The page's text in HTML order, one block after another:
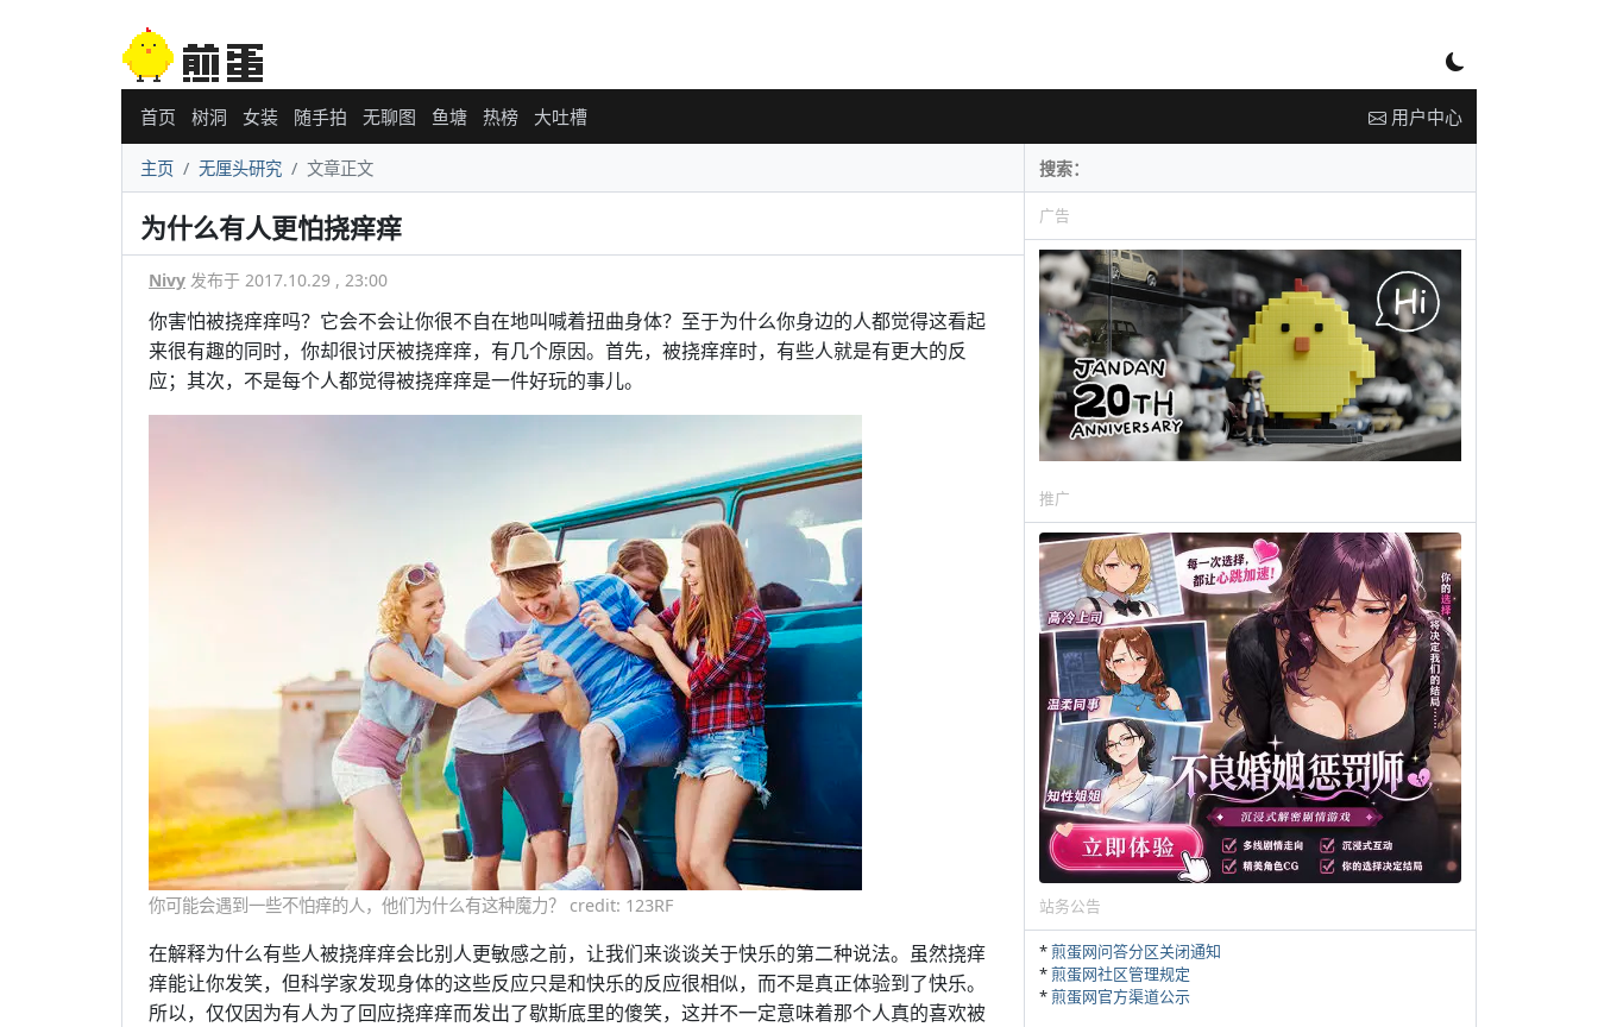
首页 树洞 女装 随手拍 无聊图 鱼塘 热榜 大吐槽 用户中心
主页 无厘头研究 文章正文
为什么有人更怕挠痒痒
Nivy 发布于 2017.10.29 , 23:00
你害怕被挠痒痒吗？它会不会让你很不自在地叫喊着扭曲身体？至于为什么你身边的人都觉得这看起
来很有趣的同时，你却很讨厌被挠痒痒，有几个原因。首先，被挠痒痒时，有些人就是有更大的反
应；其次，不是每个人都觉得被挠痒痒是一件好玩的事儿。
你可能会遇到一些不怕痒的人，他们为什么有这种魔力？ credit: 123RF
在解释为什么有些人被挠痒痒会比别人更敏感之前，让我们来谈谈关于快乐的第二种说法。虽然挠痒
痒能让你发笑，但科学家发现身体的这些反应只是和快乐的反应很相似，而不是真正体验到了快乐。
所以，仅仅因为有人为了回应挠痒痒而发出了歇斯底里的傻笑，这并不一定意味着那个人真的喜欢被
广告
推广
站务公告
*煎蛋网问答分区关闭通知
*煎蛋网社区管理规定
*煎蛋网官方渠道公示